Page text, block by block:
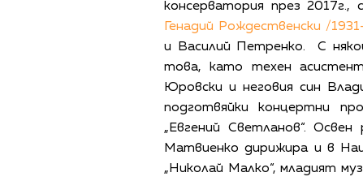
консерватория през
Генадий Рождественски /
и Василий Петренко.
С
това, като техен
Юровски и неговия син
подготвяйки концертни
„Евгений Светланов“.
Матвиенко дирижира и в
„Николай Малко“, младият